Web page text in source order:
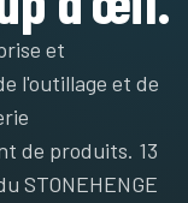
et
l'outillage et de
de produits. 13
STONEHENGE